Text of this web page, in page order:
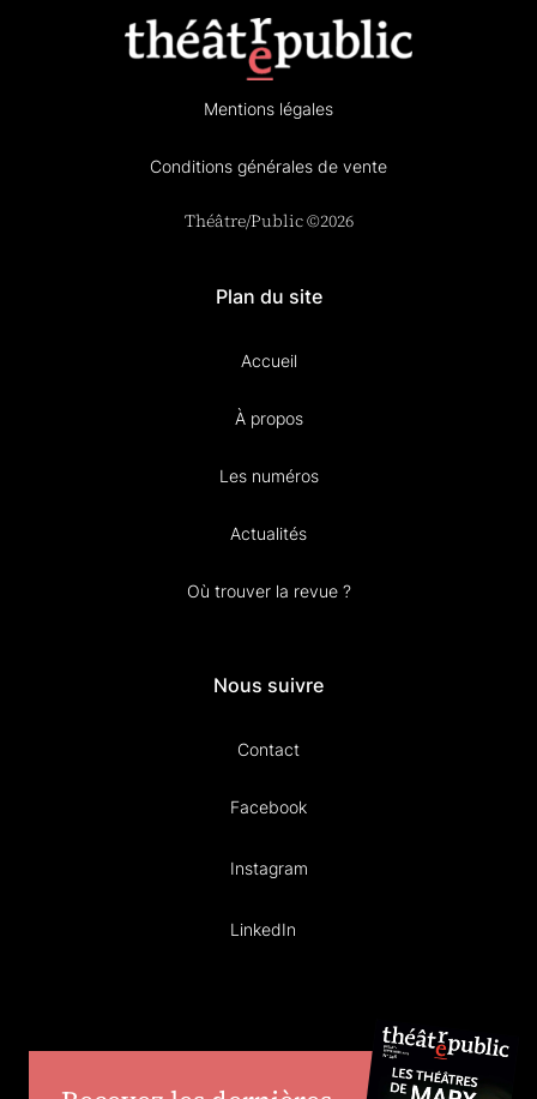
Mentions légales
Conditions générales de vente
Théâtre/Public ©2026
Plan du site
Accueil
À propos
Les numéros
Actualités
Où trouver la revue ?
Nous suivre
Contact
Facebook
Instagram
LinkedIn